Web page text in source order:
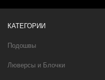
КАТЕГОРИИ
Подошвы
Люверсы и Блочки